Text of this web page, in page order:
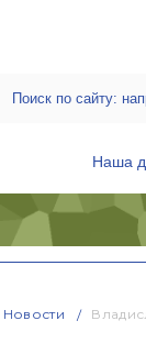
Наша
Новости